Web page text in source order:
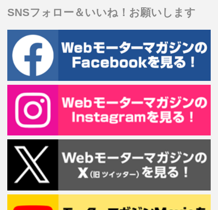
SNSフォロー＆いいね！お願いします